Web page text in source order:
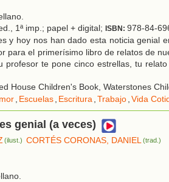
1ª imp.; papel + digital; ISBN: 978-84-
y hoy nos han dado esta noticia genial
para el primerísimo libro de relatos de
profesor te pone cinco estrellas, tu
House Children's Book, Waterstones
, Escuelas, Escritura,Trabajo,Vida
genial (a veces)
(ilust.) CORTÉS CORONAS, DANIEL (trad.)